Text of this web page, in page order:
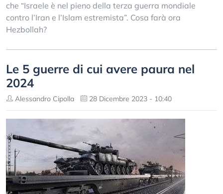
che “Israele è nel pieno della terza guerra mondiale
contro l’Iran e l’Islam estremista”. Cosa farà ora
Hezbollah?
Le 5 guerre di cui avere paura nel
2024
Alessandro Cipolla 28 Dicembre 2023 - 10:40